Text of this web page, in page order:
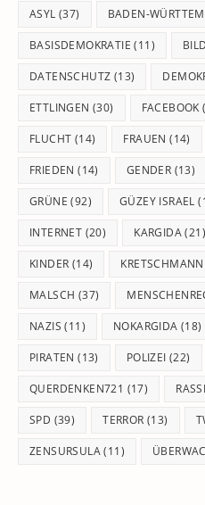
ASYL (37) BADEN-
BASISDEMOKRATIE (11)
DATENSCHUTZ (13)
ETTLINGEN (30) FACEBOOK
FLUCHT (14) FRAUEN (14)
FRIEDEN (14) GENDER (13)
GRÜNE (92) GÜZEY ISRAEL
INTERNET (20) KARGIDA(21)
KINDER (14) KRETSCHMANN
MALSCH (37)
NAZIS (11) NOKARGIDA (18)
PIRATEN (13) POLIZEI (22)
QUERDENKEN721 (17)
SPD (39) TERROR (13)
ZENSURSULA(11)